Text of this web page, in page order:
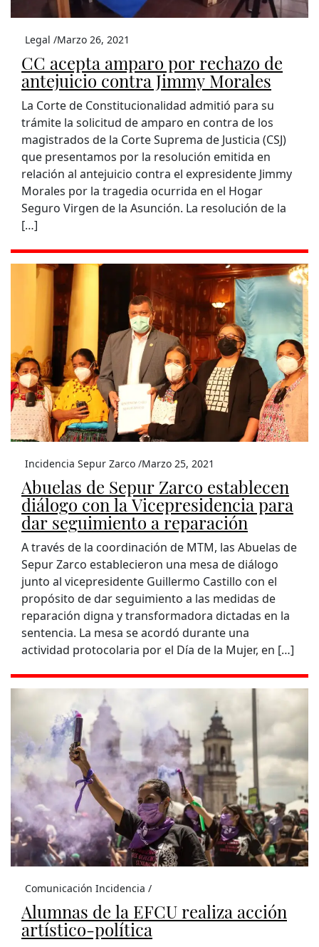
Legal /Marzo 26, 2021
CC acepta amparo por rechazo de
antejuicio contra Jimmy Morales
La Corte de Constitucionalidad admitió para su
trámite la solicitud de amparo en contra de los
magistrados de la Corte Suprema de Justicia (CSJ)
que presentamos por la resolución emitida en
relación al antejuicio contra el expresidente Jimmy
Morales por la tragedia ocurrida en el Hogar
Seguro Virgen de la Asunción. La resolución de la
[…]
Incidencia Sepur Zarco /Marzo 25, 2021
Abuelas de Sepur Zarco establecen
diálogo con la Vicepresidencia para
dar seguimiento a reparación
A través de la coordinación de MTM, las Abuelas de
Sepur Zarco establecieron una mesa de diálogo
junto al vicepresidente Guillermo Castillo con el
propósito de dar seguimiento a las medidas de
reparación digna y transformadora dictadas en la
sentencia. La mesa se acordó durante una
actividad protocolaria por el Día de la Mujer, en […]
Comunicación Incidencia /
Alumnas de la EFCU realiza acción
artístico-política